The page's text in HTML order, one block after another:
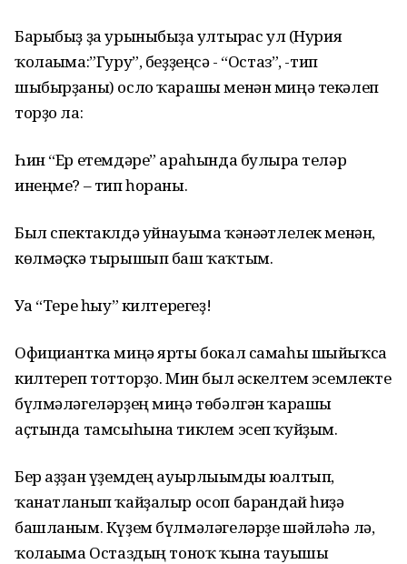
Барыбыҙ ҙа урыныбыҙға ултырғас ул (Нурия
ҡолағыма:”Гуру”, беҙҙеңсә - “Остаз”, -тип
шыбырҙаны) осло ҡарашы менән миңә текәлеп
торҙо ла:
Һин “Ер етемдәре” араһында булырға теләр
инеңме? – тип һораны.
Был спектаклдә уйнауыма ҡәнәғәтлелек менән,
көлмәҫкә тырышып баш ҡаҡтым.
Уға “Тере һыу” килтерегеҙ!
Официантка миңә ярты бокал самаһы шыйыҡса
килтереп тотторҙо. Мин был әскелтем эсемлекте
бүлмәләгеләрҙең миңә төбәлгән ҡарашы
аҫтында тамсыһына тиклем эсеп ҡуйҙым.
Бер аҙҙан үҙемдең ауырлығымды юғалтып,
ҡанатланып ҡайҙалыр осоп барғандай һиҙә
башланым. Күҙем бүлмәләгеләрҙе шәйләһә лә,
ҡолағыма Остаздың тоноҡ ҡына тауышы